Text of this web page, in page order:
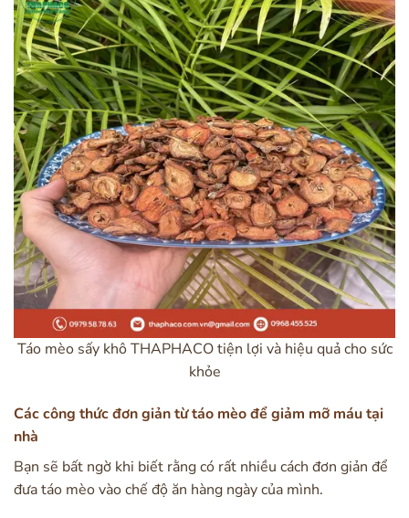
Táo mèo sấy khô THAPHACO tiện lợi và hiệu quả cho sức
khỏe
Các công thức đơn giản từ táo mèo để giảm mỡ máu tại
nhà
Bạn sẽ bất ngờ khi biết rằng có rất nhiều cách đơn giản để
đưa táo mèo vào chế độ ăn hàng ngày của mình.